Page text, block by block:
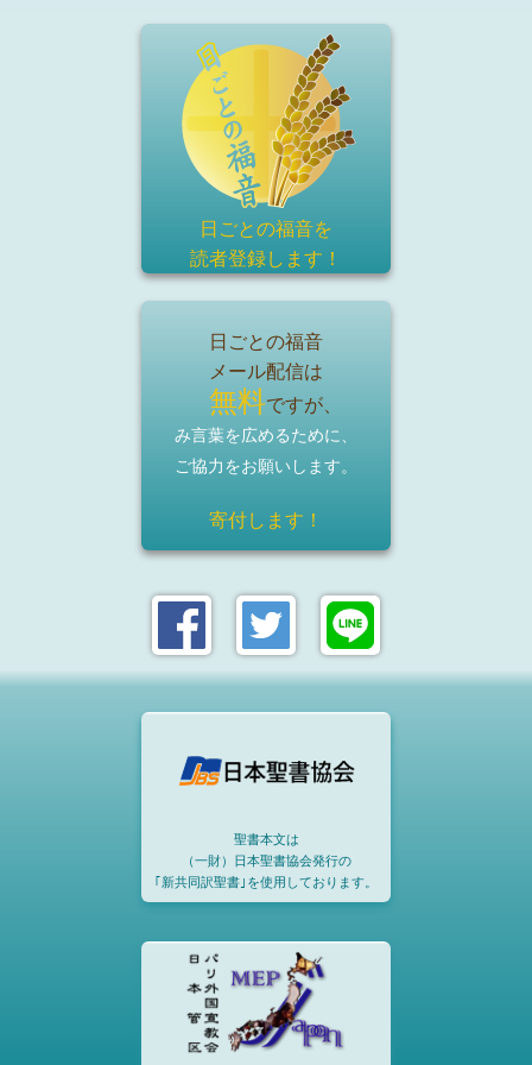
日ごとの福音を
読者登録します！
日ごとの福音
メール配信は
無料ですが、
み言葉を広めるために、
ご協力をお願いします。
寄付します！
聖書本文は
（一財）日本聖書協会発行の
｢新共同訳聖書｣を使用しております。